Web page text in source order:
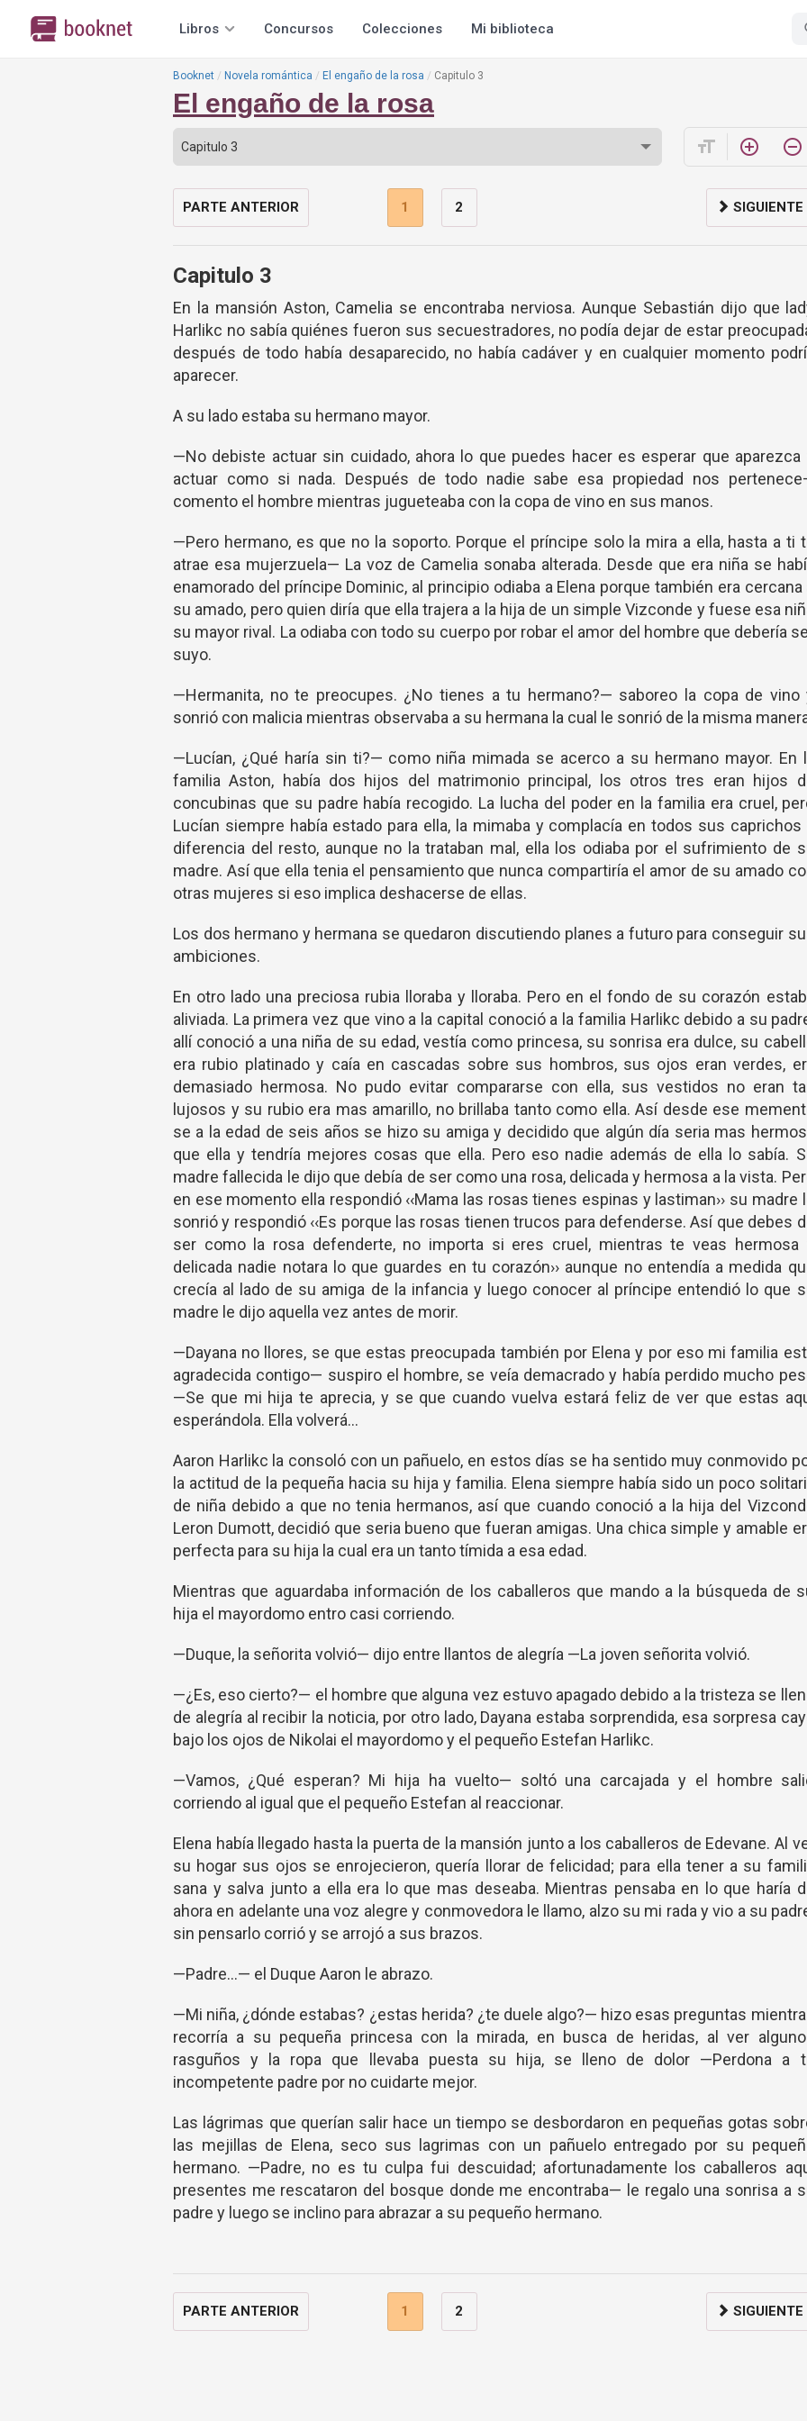
Libros Concursos Colecciones Mi biblioteca
Booknet Novela romántica El engaño de la rosa Capitulo 3
El engaño de la rosa
format_size add_circle_outline remove_circle_outline
PARTE ANTERIOR 1 2 SIGUIENTE
Capitulo 3
En la mansión Aston, Camelia se encontraba nerviosa. Aunque Sebastián dijo que
Harlikc no sabía quiénes fueron sus secuestradores, no podía dejar de estar
después de todo había desaparecido, no había cadáver y en cualquier momento
aparecer.
A su lado estaba su hermano mayor.
—No debiste actuar sin cuidado, ahora lo que puedes hacer es esperar que aparezca
actuar como si nada. Después de todo nadie sabe esa propiedad nos
comento el hombre mientras jugueteaba con la copa de vino en sus manos.
—Pero hermano, es que no la soporto. Porque el príncipe solo la mira a ella, hasta a ti
atrae esa mujerzuela— La voz de Camelia sonaba alterada. Desde que era niña se
enamorado del príncipe Dominic, al principio odiaba a Elena porque también era cercana
su amado, pero quien diría que ella trajera a la hija de un simple Vizconde y fuese esa
su mayor rival. La odiaba con todo su cuerpo por robar el amor del hombre que debería
suyo.
—Hermanita, no te preocupes. ¿No tienes a tu hermano?— saboreo la copa de vino
sonrió con malicia mientras observaba a su hermana la cual le sonrió de la misma
—Lucían, ¿Qué haría sin ti?— como niña mimada se acerco a su hermano mayor. En
familia Aston, había dos hijos del matrimonio principal, los otros tres eran hijos
concubinas que su padre había recogido. La lucha del poder en la familia era cruel,
Lucían siempre había estado para ella, la mimaba y complacía en todos sus caprichos
diferencia del resto, aunque no la trataban mal, ella los odiaba por el sufrimiento de
madre. Así que ella tenia el pensamiento que nunca compartiría el amor de su amado
otras mujeres si eso implica deshacerse de ellas.
Los dos hermano y hermana se quedaron discutiendo planes a futuro para conseguir
ambiciones.
En otro lado una preciosa rubia lloraba y lloraba. Pero en el fondo de su corazón
aliviada. La primera vez que vino a la capital conoció a la familia Harlikc debido a su
allí conoció a una niña de su edad, vestía como princesa, su sonrisa era dulce, su
era rubio platinado y caía en cascadas sobre sus hombros, sus ojos eran verdes,
demasiado hermosa. No pudo evitar compararse con ella, sus vestidos no eran
lujosos y su rubio era mas amarillo, no brillaba tanto como ella. Así desde ese
se a la edad de seis años se hizo su amiga y decidido que algún día seria mas
que ella y tendría mejores cosas que ella. Pero eso nadie además de ella lo sabía.
madre fallecida le dijo que debía de ser como una rosa, delicada y hermosa a la vista.
en ese momento ella respondió ‹‹Mama las rosas tienes espinas y lastiman›› su madre
sonrió y respondió ‹‹Es porque las rosas tienen trucos para defenderse. Así que debes
ser como la rosa defenderte, no importa si eres cruel, mientras te veas hermosa
delicada nadie notara lo que guardes en tu corazón›› aunque no entendía a medida
crecía al lado de su amiga de la infancia y luego conocer al príncipe entendió lo que
madre le dijo aquella vez antes de morir.
—Dayana no llores, se que estas preocupada también por Elena y por eso mi familia
agradecida contigo— suspiro el hombre, se veía demacrado y había perdido mucho
—Se que mi hija te aprecia, y se que cuando vuelva estará feliz de ver que estas
esperándola. Ella volverá…
Aaron Harlikc la consoló con un pañuelo, en estos días se ha sentido muy conmovido
la actitud de la pequeña hacia su hija y familia. Elena siempre había sido un poco
de niña debido a que no tenia hermanos, así que cuando conoció a la hija del
Leron Dumott, decidió que seria bueno que fueran amigas. Una chica simple y amable
perfecta para su hija la cual era un tanto tímida a esa edad.
Mientras que aguardaba información de los caballeros que mando a la búsqueda de
hija el mayordomo entro casi corriendo.
—Duque, la señorita volvió— dijo entre llantos de alegría —La joven señorita volvió.
—¿Es, eso cierto?— el hombre que alguna vez estuvo apagado debido a la tristeza se
de alegría al recibir la noticia, por otro lado, Dayana estaba sorprendida, esa sorpresa
bajo los ojos de Nikolai el mayordomo y el pequeño Estefan Harlikc.
—Vamos, ¿Qué esperan? Mi hija ha vuelto— soltó una carcajada y el hombre
corriendo al igual que el pequeño Estefan al reaccionar.
Elena había llegado hasta la puerta de la mansión junto a los caballeros de Edevane. Al
su hogar sus ojos se enrojecieron, quería llorar de felicidad; para ella tener a su
sana y salva junto a ella era lo que mas deseaba. Mientras pensaba en lo que haría
ahora en adelante una voz alegre y conmovedora le llamo, alzo su mi rada y vio a su
sin pensarlo corrió y se arrojó a sus brazos.
—Padre…— el Duque Aaron le abrazo.
—Mi niña, ¿dónde estabas? ¿estas herida? ¿te duele algo?— hizo esas preguntas
recorría a su pequeña princesa con la mirada, en busca de heridas, al ver
rasguños y la ropa que llevaba puesta su hija, se lleno de dolor —Perdona a
incompetente padre por no cuidarte mejor.
Las lágrimas que querían salir hace un tiempo se desbordaron en pequeñas gotas
las mejillas de Elena, seco sus lagrimas con un pañuelo entregado por su
hermano. —Padre, no es tu culpa fui descuidad; afortunadamente los caballeros
presentes me rescataron del bosque donde me encontraba— le regalo una sonrisa a
padre y luego se inclino para abrazar a su pequeño hermano.
PARTE ANTERIOR 1 2 SIGUIENTE